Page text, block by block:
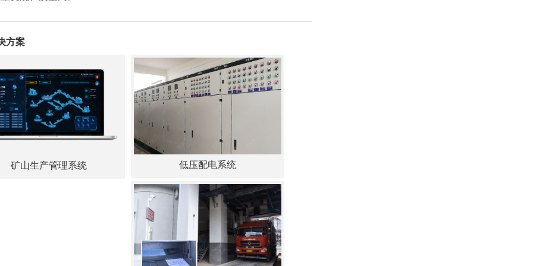
方案
矿山生产管理系统 低压配电系统